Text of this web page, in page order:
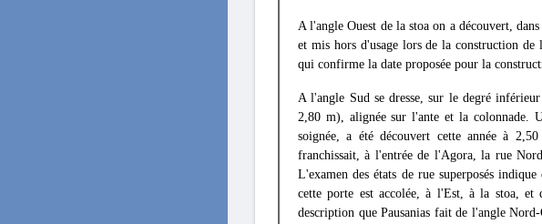
A l'angle Ouest de la stoa on a découvert,
et mis hors d'usage lors de la construction
qui confirme la date proposée pour la
A l'angle Sud se dresse, sur le degré
2,80 m), alignée sur l'ante et la colonnade.
soignée, a été découvert cette année à
franchissait, à l'entrée de l'Agora, la rue
L'examen des états de rue superposés
cette porte est accolée, à l'Est, à la stoa, et
description que Pausanias fait de l'angle